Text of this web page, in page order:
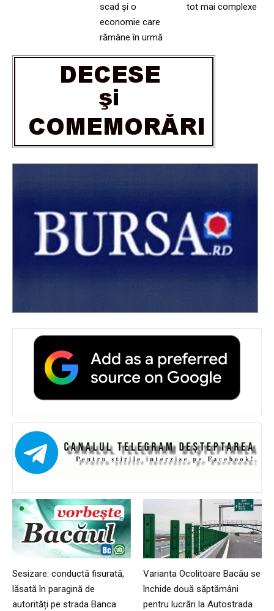
scad și o
economie care
rămâne în urmă
tot mai complexe
Sesizare: conductă fisurată,
lăsată în paragină de
autorități pe strada Banca
Varianta Ocolitoare Bacău se
închide două săptămâni
pentru lucrări la Autostrada